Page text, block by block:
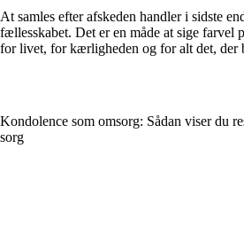
At samles efter afskeden handler i sidste
fællesskabet. Det er en måde at sige farvel
for livet, for kærligheden og for alt det, der
Kondolence som omsorg: Sådan viser du
sorg